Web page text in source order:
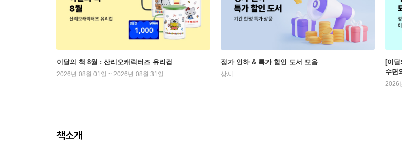
이달의 책 8월 : 산리오캐릭터즈 유리컵
2026년 08월 01일 ~ 2026년 08월 31일
정가 인하 & 특가 할인 도서 모음
상시
[이
수면
2026
책소개